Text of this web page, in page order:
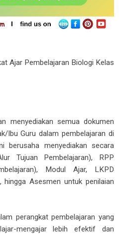
Ajar Pembelajaran Biologi Kelas
menyediakan semua dokumen
Ibu Guru dalam pembelajaran di
berusaha menyediakan secara
Tujuan Pembelajaran), RPP
Modul Ajar, LKPD
Asesmen untuk penilaian
perangkat pembelajaran yang
mengajar lebih efektif dan